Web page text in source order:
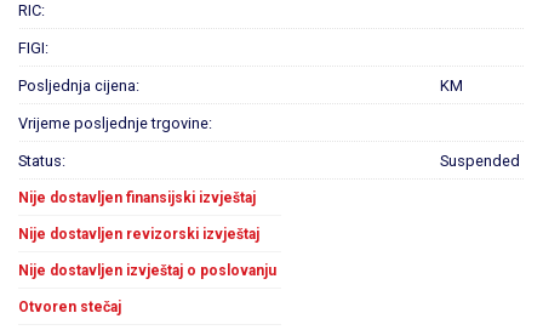
RIC:
FIGI:
Posljednja cijena: KM
Vrijeme posljednje trgovine:
Status: Suspended
Nije dostavljen finansijski izvještaj
Nije dostavljen revizorski izvještaj
Nije dostavljen izvještaj o poslovanju
Otvoren stečaj